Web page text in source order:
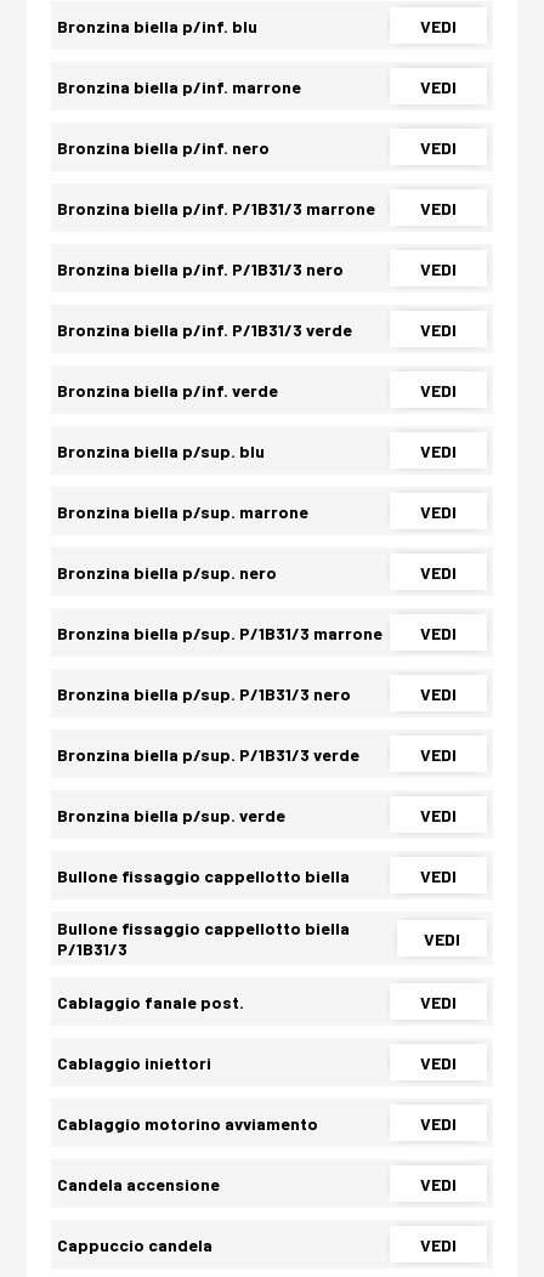
Bronzina biella p/inf. blu VEDI
Bronzina biella p/inf. marrone VEDI
Bronzina biella p/inf. nero VEDI
Bronzina biella p/inf. P/1B31/3 marrone VEDI
Bronzina biella p/inf. P/1B31/3 nero VEDI
Bronzina biella p/inf. P/1B31/3 verde VEDI
Bronzina biella p/inf. verde VEDI
Bronzina biella p/sup. blu VEDI
Bronzina biella p/sup. marrone VEDI
Bronzina biella p/sup. nero VEDI
Bronzina biella p/sup. P/1B31/3 marrone VEDI
Bronzina biella p/sup. P/1B31/3 nero VEDI
Bronzina biella p/sup. P/1B31/3 verde VEDI
Bronzina biella p/sup. verde VEDI
Bullone fissaggio cappellotto biella VEDI
Bullone fissaggio cappellotto biella
P/1B31/3
VEDI
Cablaggio fanale post. VEDI
Cablaggio iniettori VEDI
Cablaggio motorino avviamento VEDI
Candela accensione VEDI
Cappuccio candela VEDI